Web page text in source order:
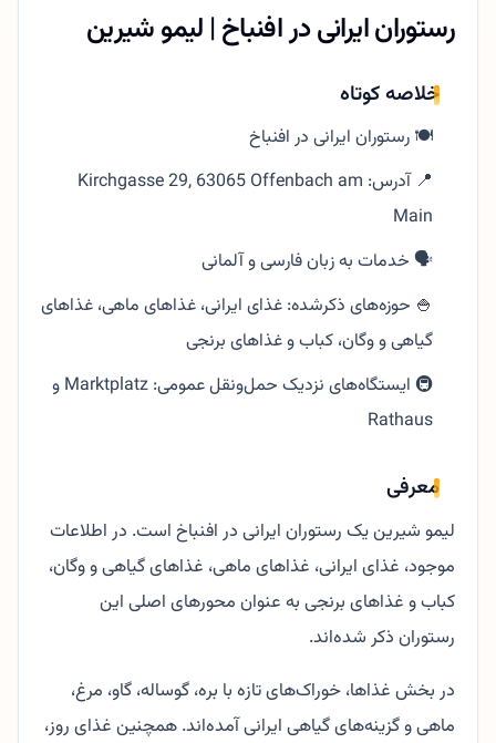
رستوران ایرانی در افنباخ | لیمو شیرین
خلاصه کوتاه
🍽️ رستوران ایرانی در افنباخ
📍 آدرس: Kirchgasse 29, 63065 Offenbach am
Main
🗣️ خدمات به زبان فارسی و آلمانی
🍚 حوزه‌های ذکرشده: غذای ایرانی، غذاهای ماهی، غذاهای
گیاهی و وگان، کباب و غذاهای برنجی
🚇 ایستگاه‌های نزدیک حمل‌ونقل عمومی: Marktplatz و
Rathaus
معرفی
لیمو شیرین یک رستوران ایرانی در افنباخ است. در اطلاعات
موجود، غذای ایرانی، غذاهای ماهی، غذاهای گیاهی و وگان،
کباب و غذاهای برنجی به عنوان محورهای اصلی این
رستوران ذکر شده‌اند.
در بخش غذاها، خوراک‌های تازه با بره، گوساله، گاو، مرغ،
ماهی و گزینه‌های گیاهی ایرانی آمده‌اند. همچنین غذای روز،